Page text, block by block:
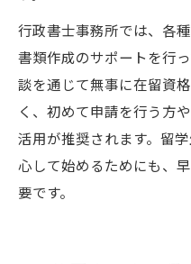
行政書士事務所では、各
書類作成のサポートを行
談を通じて無事に在留資
く、初めて申請を行う方
活用が推奨されます。留
心して始めるためにも、
要です。